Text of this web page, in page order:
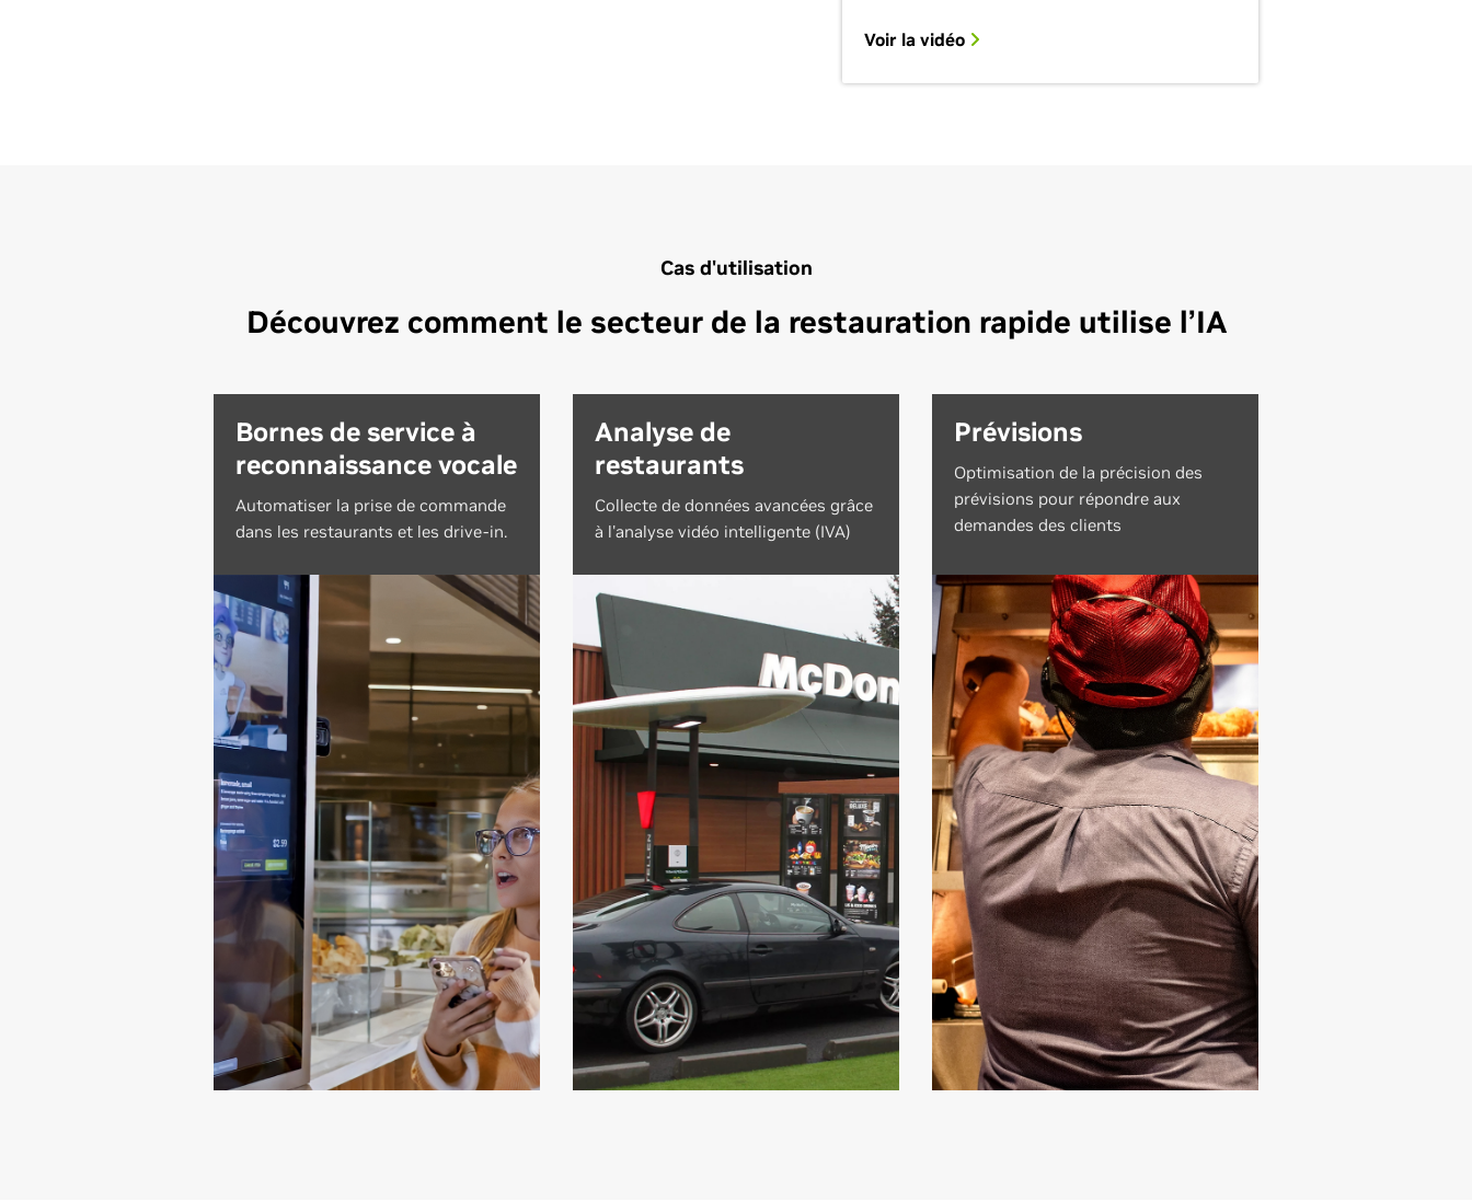
Voir la vidéo
Cas d'utilisation
Découvrez comment le secteur de la restauration rapide utilise l’IA
Bornes de service à
reconnaissance vocale
Automatiser la prise de commande
dans les restaurants et les drive-in.
Analyse de
restaurants
Collecte de données avancées grâce
à l'analyse vidéo intelligente (IVA)
Prévisions
Optimisation de la précision des
prévisions pour répondre aux
demandes des clients